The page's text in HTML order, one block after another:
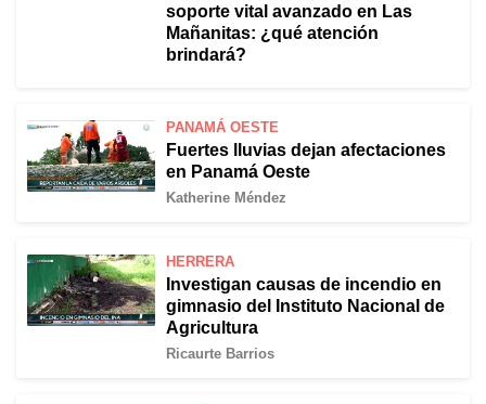
soporte vital avanzado en Las
Mañanitas: ¿qué atención
brindará?
PANAMÁ OESTE
Fuertes lluvias dejan afectaciones
en Panamá Oeste
Katherine Méndez
HERRERA
Investigan causas de incendio en
gimnasio del Instituto Nacional de
Agricultura
Ricaurte Barrios